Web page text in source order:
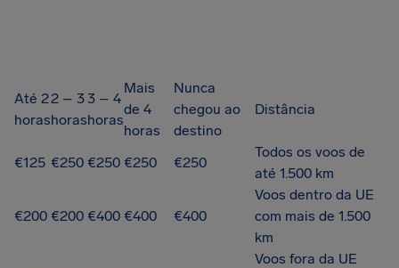
Até 2
horas
2 – 3
horas
3 – 4
horas
Mais
de 4
horas
Nunca
chegou ao
destino
Distância
€125 €250 €250 €250 €250
Todos os voos de
até 1.500 km
€200 €200 €400 €400 €400
Voos dentro da UE
com mais de 1.500
km
Voos fora da UE